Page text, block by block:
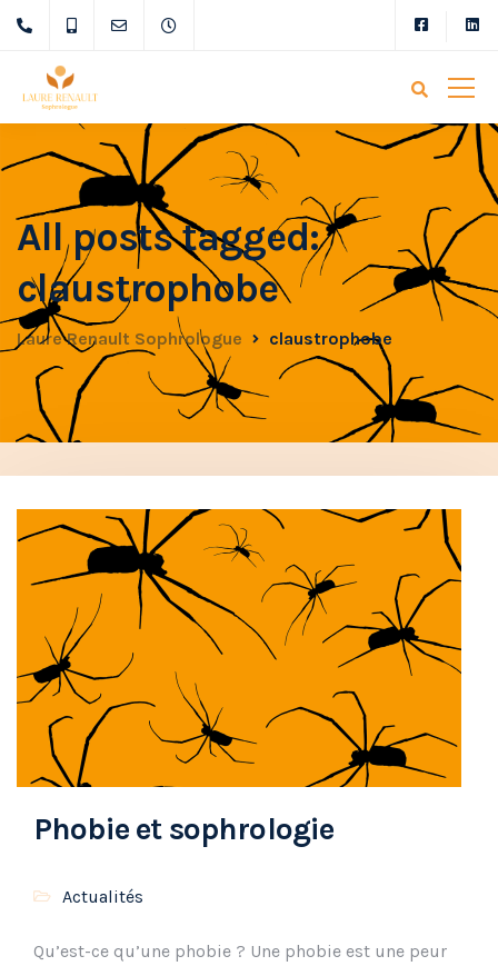
All posts tagged:
claustrophobe
Laure Renault Sophrologue claustrophobe
Phobie et sophrologie
Actualités
Qu’est-ce qu’une phobie ? Une phobie est une peur